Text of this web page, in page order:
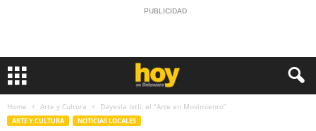
PUBLICIDAD
Home Arte y Cultura Dayesla Ixtli, el “Arte en Movimiento”
ARTE Y CULTURA NOTICIAS LOCALES